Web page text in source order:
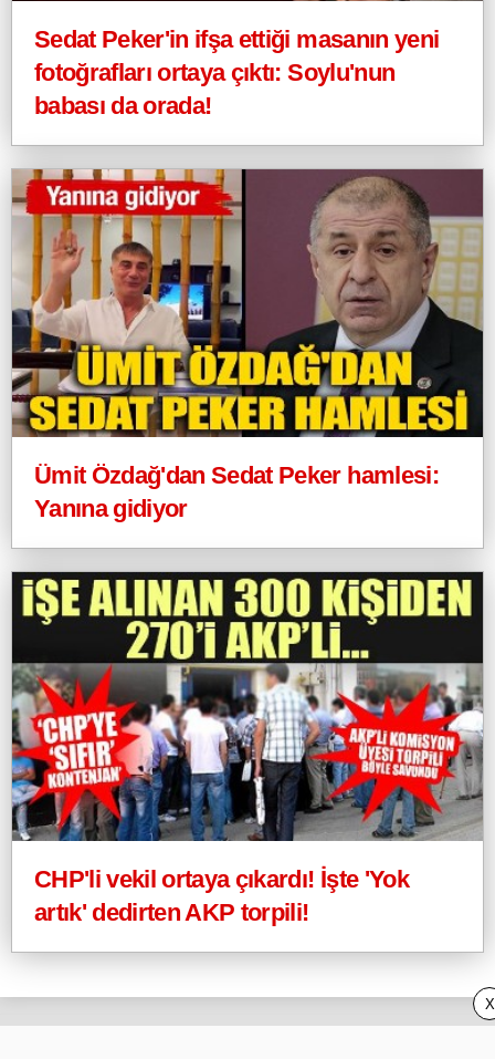
Sedat Peker'in ifşa ettiği masanın yeni
fotoğrafları ortaya çıktı: Soylu'nun
babası da orada!
Ümit Özdağ'dan Sedat Peker hamlesi:
Yanına gidiyor
CHP'li vekil ortaya çıkardı! İşte 'Yok
artık' dedirten AKP torpili!
X